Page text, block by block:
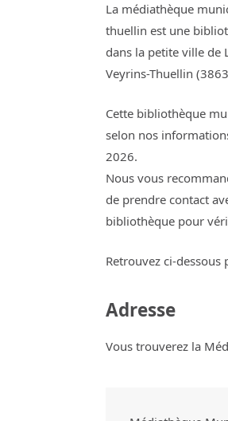
La médiathèque
thuellin est une
dans la petite ville de
Veyrins-Thuellin
Cette bibliothèque
selon nos
2026.
Nous vous
de prendre contact
bibliothèque pour
Retrouvez ci-
Adresse
Vous trouverez la